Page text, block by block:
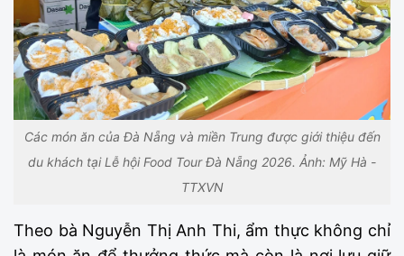
Các món ăn của Đà Nẵng và miền Trung được giới thiệu đến
du khách tại Lễ hội Food Tour Đà Nẵng 2026. Ảnh: Mỹ Hà -
TTXVN
Theo bà Nguyễn Thị Anh Thi, ẩm thực không chỉ